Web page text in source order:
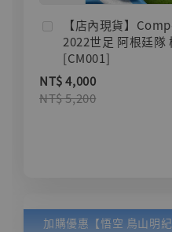
【店內現貨】
2022世足 阿根廷
[CM001]
NT$ 4,000
NT$ 5,200